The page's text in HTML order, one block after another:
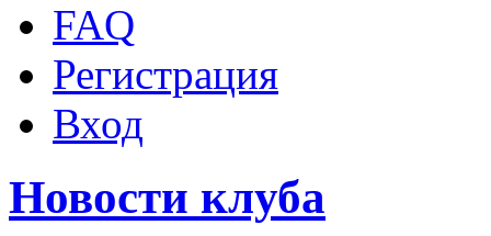
FAQ
Регистрация
Вход
Новости клуба